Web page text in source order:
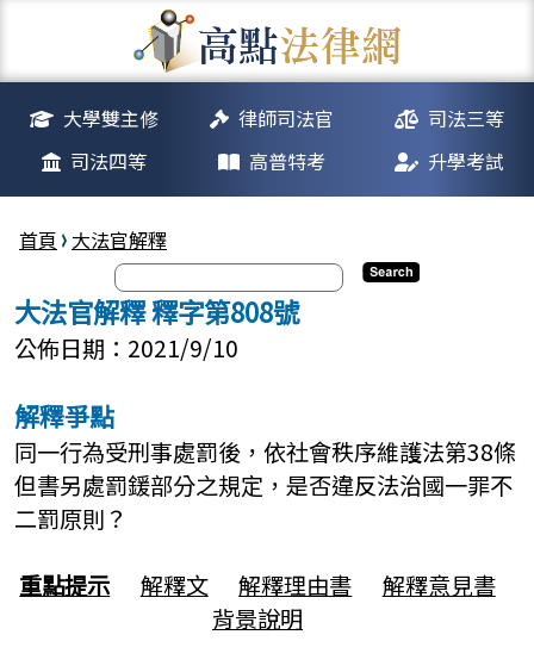
大學雙主修 律師司法官
司法三等
司法四等
高普特考 升學考試
首頁 大法官解釋
大法官解釋 釋字第808號
公佈日期：2021/9/10
解釋爭點
同一行為受刑事處罰後，依社會秩序維護法第38條
但書另處罰鍰部分之規定，是否違反法治國一罪不
二罰原則？
重點提示
解釋文 解釋理由書
解釋意見書
背景說明